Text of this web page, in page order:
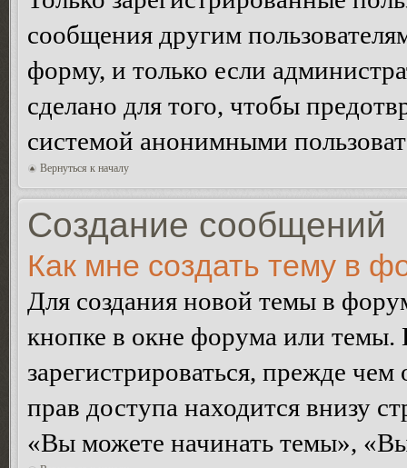
сообщения другим
форму, и только если
сделано для того, чтобы
системой анонимными
Вернуться к началу
Создание сообщений
Как мне создать тему в
Для создания новой темы в
кнопке в окне форума или
зарегистрироваться, прежде
прав доступа находится внизу
«Вы можете начинать темы»,